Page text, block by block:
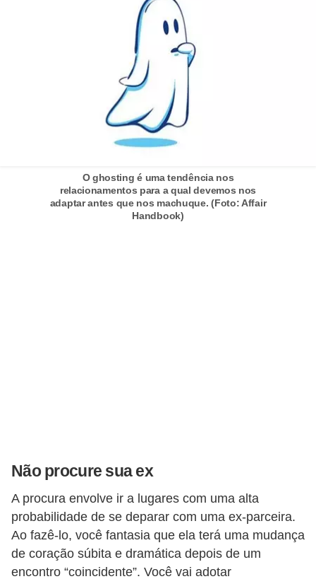
O ghosting é uma tendência nos
relacionamentos para a qual devemos nos
adaptar antes que nos machuque. (Foto: Affair
Handbook)
Não procure sua ex
A procura envolve ir a lugares com uma alta
probabilidade de se deparar com uma ex-parceira.
Ao fazê-lo, você fantasia que ela terá uma mudança
de coração súbita e dramática depois de um
encontro “coincidente”. Você vai adotar
s
c
u
l
i